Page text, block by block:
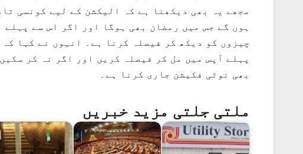
ہوں گے جس میں رمضان بھی ہوگا اور اگر اس سے
چیزوں کو دیکھ کر فیصلہ کرنا ہے۔ انہوں نے کہا
پہلے آپس میں مل کر فیصلہ کریں اور اگر نہ کر
بھی نوٹی فکیشن جاری کرنا ہے۔
ملتی جلتی مزید خبریں